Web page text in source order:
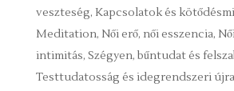
veszteség, Kapcsolatok és
Meditation, Női erő, női esszencia,
intimitás, Szégyen, bűntudat és
Testtudatosság és idegrendszeri